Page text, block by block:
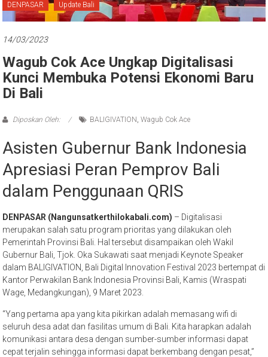
Bali
DENPASAR Update Bali
14/03/2023
Wagub Cok Ace Ungkap Digitalisasi
Kunci Membuka Potensi Ekonomi Baru
Di Bali
Diposkan Oleh: BALIGIVATION ,Wagub Cok Ace
Asisten Gubernur Bank Indonesia
Apresiasi Peran Pemprov Bali
dalam Penggunaan QRIS
DENPASAR (Nangunsatkerthilokabali.com) – Digitalisasi
merupakan salah satu program prioritas yang dilakukan oleh
Pemerintah Provinsi Bali. Hal tersebut disampaikan oleh Wakil
Gubernur Bali, Tjok. Oka Sukawati saat menjadi Keynote Speaker
dalam BALIGIVATION, Bali Digital Innovation Festival 2023 bertempat di
Kantor Perwakilan Bank Indonesia Provinsi Bali, Kamis (Wraspati
Wage, Medangkungan), 9 Maret 2023.
“Yang pertama apa yang kita pikirkan adalah memasang wifi di
seluruh desa adat dan fasilitas umum di Bali. Kita harapkan adalah
komunikasi antara desa dengan sumber-sumber informasi dapat
cepat terjalin sehingga informasi dapat berkembang dengan pesat,”